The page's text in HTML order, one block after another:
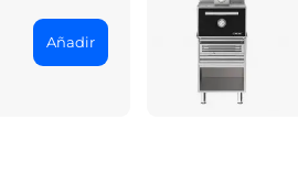
Añadir